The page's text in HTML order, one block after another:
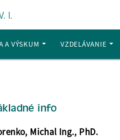
I.
A VÝSKUM VZDELÁVANIE
info
Michal Ing., PhD.